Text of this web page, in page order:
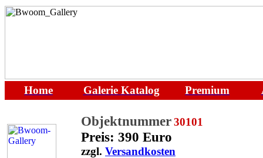
Home Galerie Katalog Premium
Objektnummer30101
Preis: 390 Euro
zzgl. Versandkosten